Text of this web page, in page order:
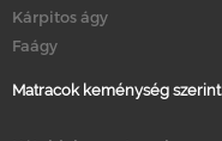
Kárpitos ágy
Faágy
Matracok keménység szerint